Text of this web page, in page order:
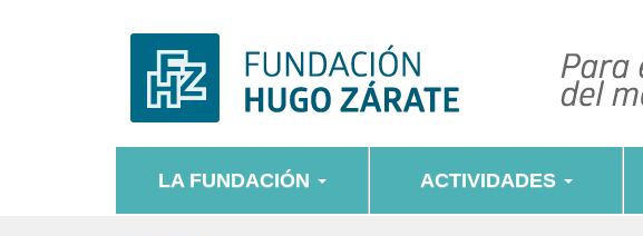
LA FUNDACIÓN ACTIVIDADES